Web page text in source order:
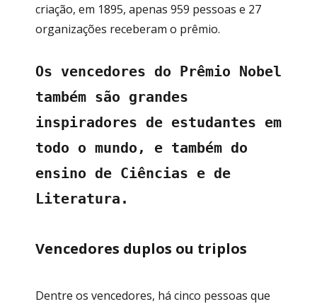
criação, em 1895, apenas 959 pessoas e 27
organizações receberam o prêmio.
Os vencedores do Prêmio Nobel
também são grandes
inspiradores de estudantes em
todo o mundo, e também do
ensino de Ciências e de
Literatura.
Vencedores duplos ou triplos
Dentre os vencedores, há cinco pessoas que